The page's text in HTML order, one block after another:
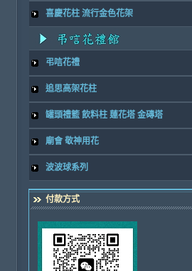
喜慶花柱 流行金色花架
弔唁花禮
追思高架花柱
罐頭禮籃 飲料柱 蓮花塔 金磚塔
廟會 敬神用花
波波球系列
付款方式